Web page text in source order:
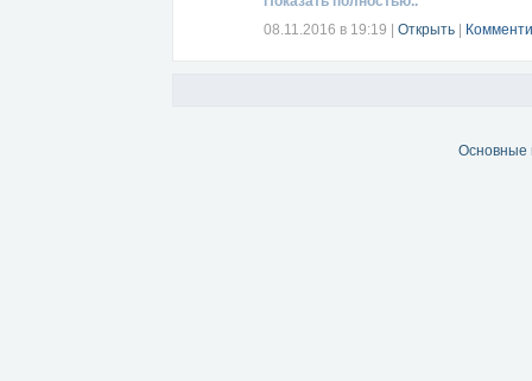
08.11.2016 в 19:19
Открыть
Основные